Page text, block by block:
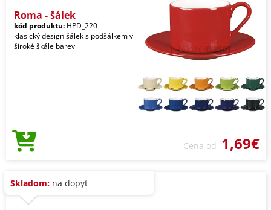
Roma - šálek
kód produktu: HPD_220
klasický design šálek s podšálkem v
široké škále barev
Cena od 1,69€
Skladom: na dopyt